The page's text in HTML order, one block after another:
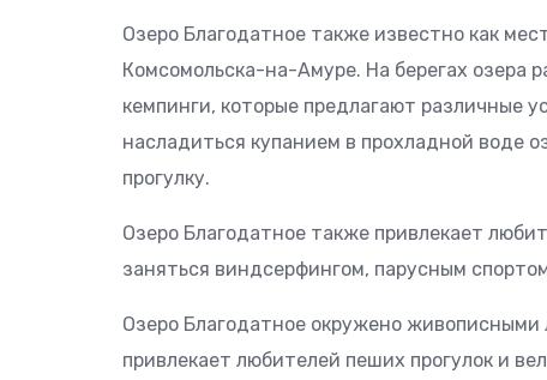
Озеро Благодатное также известно как
Комсомольска-на-Амуре. На берегах озера
кемпинги, которые предлагают различные
насладиться купанием в прохладной воде
прогулку.
Озеро Благодатное также привлекает
заняться виндсерфингом, парусным
Озеро Благодатное окружено
привлекает любителей пеших прогулок и